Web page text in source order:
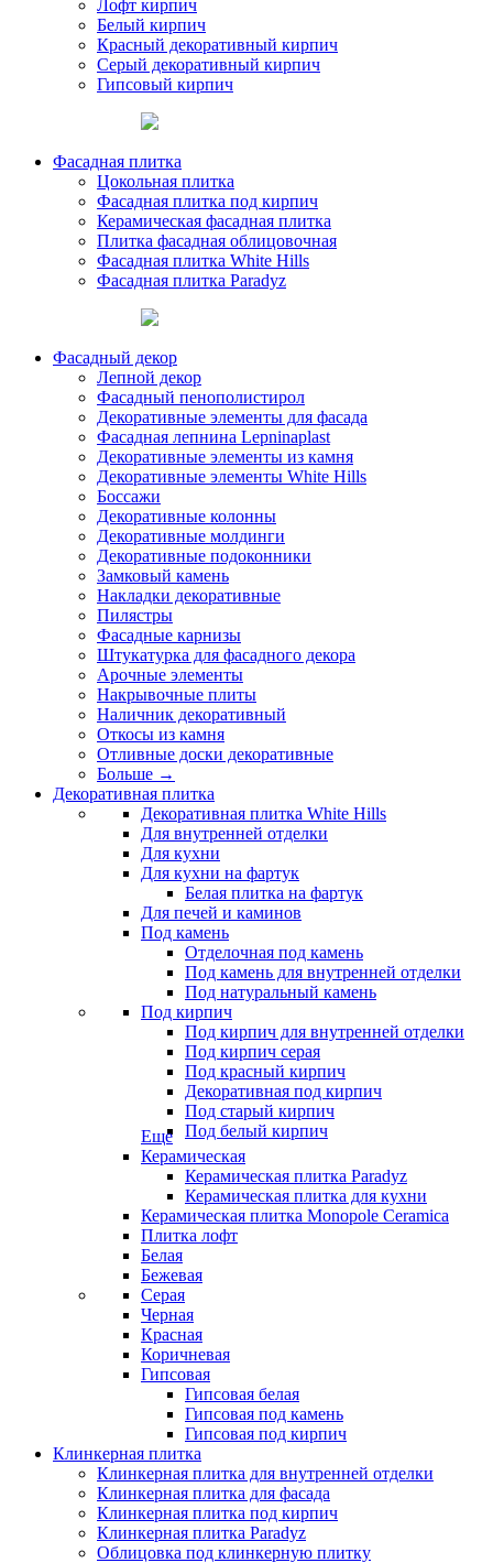
Лофт кирпич
Белый кирпич
Красный декоративный кирпич
Серый декоративный кирпич
Гипсовый кирпич
Фасадная плитка
Цокольная плитка
Фасадная плитка под кирпич
Керамическая фасадная плитка
Плитка фасадная облицовочная
Фасадная плитка White Hills
Фасадная плитка Paradyz
Фасадный декор
Лепной декор
Фасадный пенополистирол
Декоративные элементы для фасада
Фасадная лепнина Lepninaplast
Декоративные элементы из камня
Декоративные элементы White Hills
Боссажи
Декоративные колонны
Декоративные молдинги
Декоративные подоконники
Замковый камень
Накладки декоративные
Пилястры
Фасадные карнизы
Штукатурка для фасадного декора
Арочные элементы
Накрывочные плиты
Наличник декоративный
Откосы из камня
Отливные доски декоративные
Больше →
Декоративная плитка
Декоративная плитка White Hills
Для внутренней отделки
Для кухни
Для кухни на фартук
Белая плитка на фартук
Для печей и каминов
Под камень
Отделочная под камень
Под камень для внутренней отделки
Под натуральный камень
Под кирпич
Под кирпич для внутренней отделки
Под кирпич серая
Под красный кирпич
Декоративная под кирпич
Под старый кирпич
Под белый кирпич
Еще
Керамическая
Керамическая плитка Paradyz
Керамическая плитка для кухни
Керамическая плитка Monopole Ceramica
Плитка лофт
Белая
Бежевая
Серая
Черная
Красная
Коричневая
Гипсовая
Гипсовая белая
Гипсовая под камень
Гипсовая под кирпич
Клинкерная плитка
Клинкерная плитка для внутренней отделки
Клинкерная плитка для фасада
Клинкерная плитка под кирпич
Клинкерная плитка Paradyz
Облицовка под клинкерную плитку